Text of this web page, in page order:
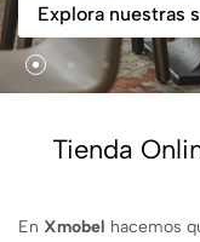
Explora nuestras
Tienda
En Xmobel hacemos